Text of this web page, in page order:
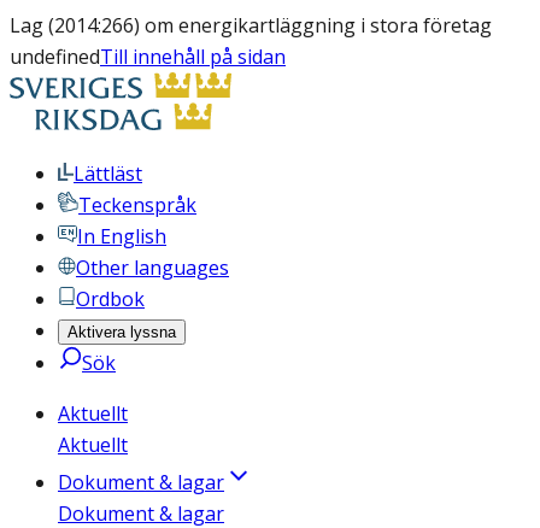
Lag (2014:266) om energikartläggning i stora företag
undefinedTill innehåll på sidan
Lättläst
Teckenspråk
In English
Other languages
Ordbok
Aktivera lyssna
Sök
Aktuellt
Aktuellt
Dokument & lagar
Dokument & lagar